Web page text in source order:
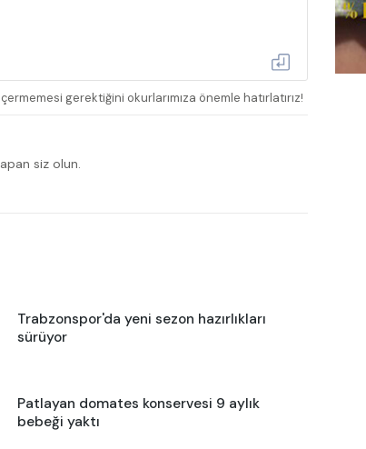
gerektiğini okurlarımıza önemle hatırlatırız!
siz olun.
Trabzonspor'da yeni sezon hazırlıkları
sürüyor
Patlayan domates konservesi 9 aylık
bebeği yaktı